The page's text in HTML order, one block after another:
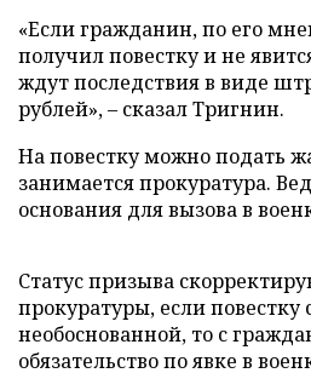
«Если гражданин, по его
получил повестку и не
ждут последствия в виде
рублей», – сказал Тригнин.
На повестку можно подать
занимается прокуратура.
основания для вызова в
Статус призыва
прокуратуры, если повестку
необоснованной, то с
обязательство по явке в